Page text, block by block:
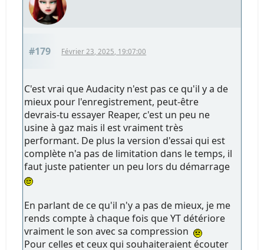
#179 Février 23, 2025, 19:07:00
C'est vrai que Audacity n'est pas ce qu'il y a de
mieux pour l'enregistrement, peut-être
devrais-tu essayer Reaper, c'est un peu ne
usine à gaz mais il est vraiment très
performant. De plus la version d'essai qui est
complète n'a pas de limitation dans le temps, il
faut juste patienter un peu lors du démarrage
En parlant de ce qu'il n'y a pas de mieux, je me
rends compte à chaque fois que YT détériore
vraiment le son avec sa compression
Pour celles et ceux qui souhaiteraient écouter